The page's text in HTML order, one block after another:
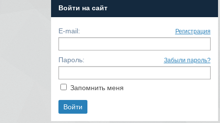
Войти на сайт
E-mail: Регистрация
Пароль: Забыли пароль?
Запомнить меня